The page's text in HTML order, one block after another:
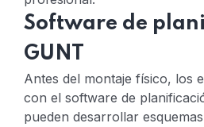
Software de
GUNT
Antes del montaje físico, los
con el software de
pueden desarrollar